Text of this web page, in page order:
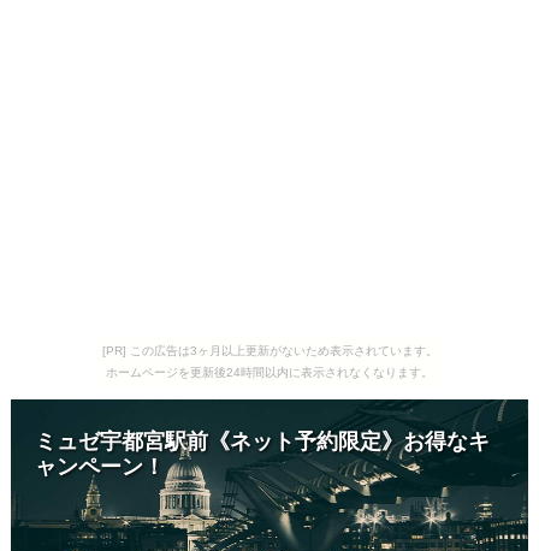
[PR] この広告は3ヶ月以上更新がないため表示されています。
ホームページを更新後24時間以内に表示されなくなります。
ミュゼ宇都宮駅前《ネット予約限定》お得なキ
ャンペーン！